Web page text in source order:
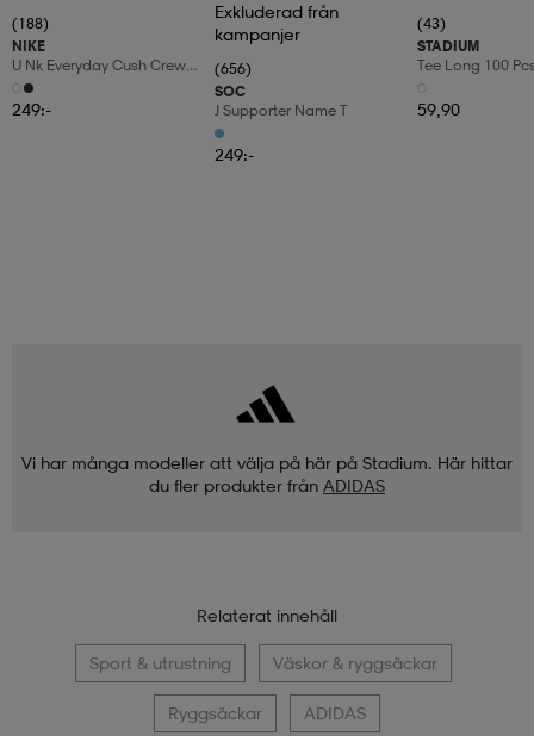
(188)
NIKE
U Nk Everyday Cush Crew
6pr-Bd
249:-
Exkluderad från
kampanjer
(656)
SOC
J Supporter Name T
249:-
(43)
STADIUM
Tee Long 100
59,90
Vi har många modeller att välja på här på Stadium. Här hittar
du fler produkter från ADIDAS
Relaterat innehåll
Sport & utrustning Väskor & ryggsäckar
Ryggsäckar ADIDAS